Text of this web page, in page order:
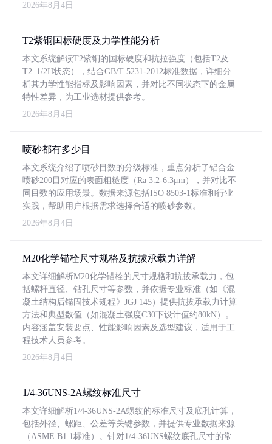
2026年8月4日
T2紫铜国标硬度及力学性能分析
本文系统解读T2紫铜的国标硬度和抗拉强度（包括T2及
T2_1/2H状态），结合GB/T 5231-2012标准数据，详细分
析其力学性能指标及影响因素，并对比不同状态下的金属
特性差异，为工业选材提供参考。
2026年8月4日
喷砂都有多少目
本文系统介绍了喷砂目数的分级标准，重点分析了铝合金
喷砂200目对应的表面粗糙度（Ra 3.2-6.3μm），并对比不
同目数的应用场景。数据来源包括ISO 8503-1标准和行业
实践，帮助用户根据需求选择合适的喷砂参数。
2026年8月4日
M20化学锚栓尺寸规格及抗拔承载力详解
本文详细解析M20化学锚栓的尺寸规格和抗拔承载力，包
括螺杆直径、钻孔尺寸等参数，并依据专业标准（如《混
凝土结构后锚固技术规程》JGJ 145）提供抗拔承载力计算
方法和典型数值（如混凝土强度C30下设计值约80kN）。
内容涵盖安装要点、性能影响因素及选型建议，适用于工
程技术人员参考。
2026年8月4日
1/4-36UNS-2A螺纹标准尺寸
本文详细解析1/4-36UNS-2A螺纹的标准尺寸及底孔计算，
包括外径、螺距、公差等关键参数，并提供专业数据来源
（ASME B1.1标准）。针对1/4-36UNS螺纹底孔尺寸的常